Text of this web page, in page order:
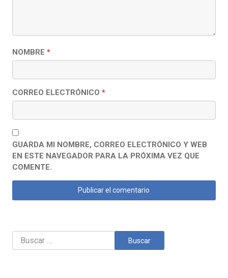
NOMBRE *
CORREO ELECTRÓNICO *
GUARDA MI NOMBRE, CORREO ELECTRÓNICO Y WEB
EN ESTE NAVEGADOR PARA LA PRÓXIMA VEZ QUE
COMENTE.
Buscar: